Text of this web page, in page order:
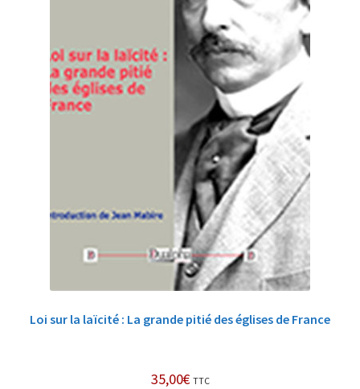
Loi sur la laïcité : La grande pitié des églises de France
35,00€ TTC